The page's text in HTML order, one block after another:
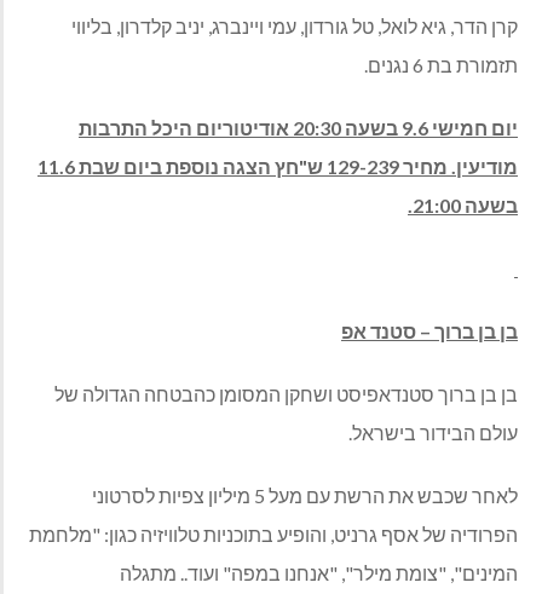
קרן הדר, גיא לואל, טל גורדון, עמי ויינברג, יניב קלדרון, בליווי
תזמורת בת 6 נגנים.
יום חמישי 9.6 בשעה 20:30 אודיטוריום היכל התרבות
מודיעין. מחיר 129-239 ש"חץ הצגה נוספת ביום שבת 11.6
בשעה 21:00.
בן בן ברוך – סטנד אפ
בן בן ברוך סטנדאפיסט ושחקן המסומן כהבטחה הגדולה של
עולם הבידור בישראל.
לאחר שכבש את הרשת עם מעל 5 מיליון צפיות לסרטוני
הפרודיה של אסף גרניט, והופיע בתוכניות טלוויזיה כגון: "מלחמת
המינים", "צומת מילר", "אנחנו במפה" ועוד.. מתגלה